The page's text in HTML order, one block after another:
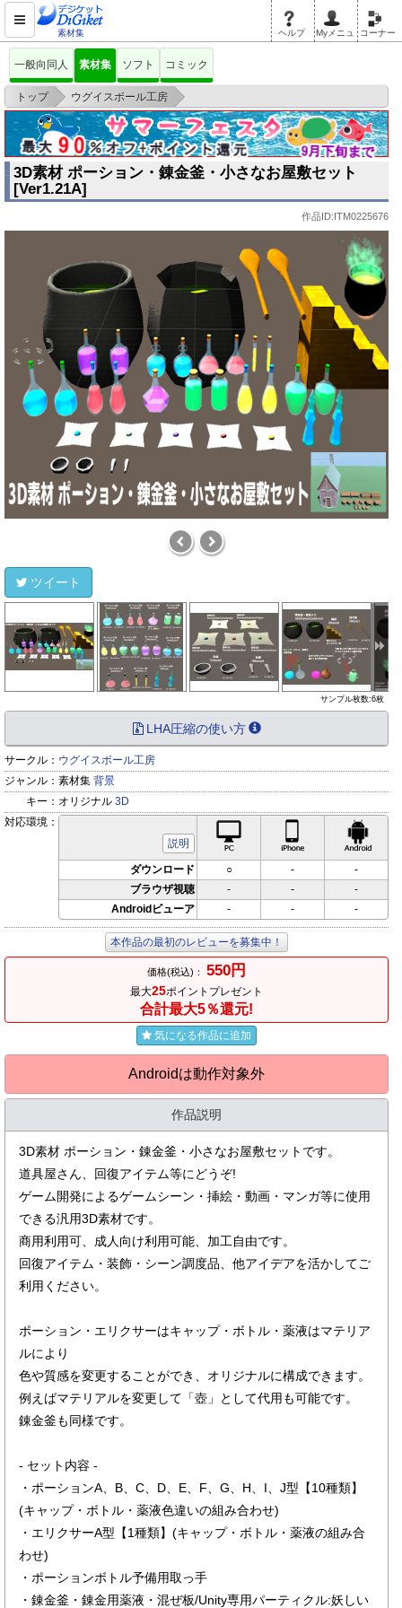
素材集 ヘルプ Myメニュ コーナー
一般向同人 素材集 ソフト コミック
トップ > ウグイスボール工房
>
3D素材 ポーション・錬金釜・小さなお屋敷セット[Ver1.21A]
3D素材 ポーション・錬金釜・小さなお屋敷セット
[Ver1.21A]
作品ID:ITM0225676
ツイート
サンプル枚数:6枚
LHA圧縮の使い方
サークル： ウグイスボール工房
ジャンル： 素材集 背景
キー： オリジナル 3D
対応環境：
説明
iPhone対応
ダウンロード ○ -
-
ブラウザ視聴
- -
-
Androidビューア
- - -
本作品の最初のレビューを募集中！
価格(税込)： 550円
最大25ポイントプレゼント
合計最大5％還元!
気になる作品に追加
Androidは動作対象外
作品説明
3D素材 ポーション・錬金釜・小さなお屋敷セットです。
道具屋さん、回復アイテム等にどうぞ!
ゲーム開発によるゲームシーン・挿絵・動画・マンガ等に使用
できる汎用3D素材です。
商用利用可、成人向け利用可能、加工自由です。
回復アイテム・装飾・シーン調度品、他アイデアを活かしてご
利用ください。
ポーション・エリクサーはキャップ・ボトル・薬液はマテリア
ルにより
色や質感を変更することができ、オリジナルに構成できます。
例えばマテリアルを変更して「壺」として代用も可能です。
錬金釜も同様です。
- セット内容 -
・ポーションA、B、C、D、E、F、G、H、I、J型【10種類】
(キャップ・ボトル・薬液色違いの組み合わせ)
・エリクサーA型【1種類】(キャップ・ボトル・薬液の組み合
わせ)
・ポーションボトル予備用取っ手
・錬金釜・錬金用薬液・混ぜ板/Unity専用パーティクル:妖しい